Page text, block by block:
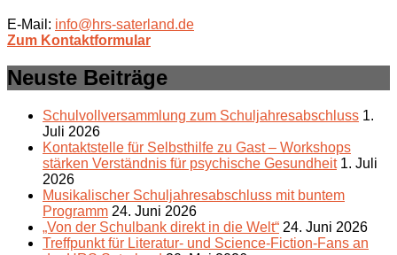
E-Mail: info@hrs-saterland.de
Zum Kontaktformular
Neuste Beiträge
Schulvollversammlung zum Schuljahresabschluss 1.
Juli 2026
Kontaktstelle für Selbsthilfe zu Gast – Workshops
stärken Verständnis für psychische Gesundheit 1. Juli
2026
Musikalischer Schuljahresabschluss mit buntem
Programm 24. Juni 2026
„Von der Schulbank direkt in die Welt“ 24. Juni 2026
Treffpunkt für Literatur- und Science-Fiction-Fans an